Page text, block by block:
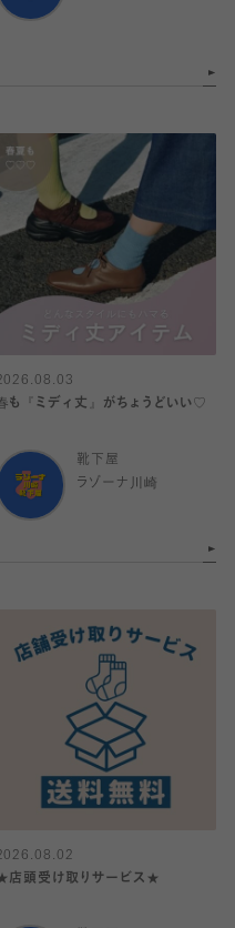
も『ミディ丈』がちょうどいい♡
靴下屋
ラゾーナ川崎
店頭受け取りサービス★